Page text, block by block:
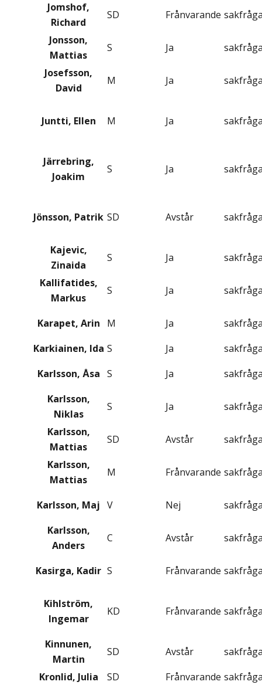
Jomshof,
Richard
SD Frånvarande
Jonsson,
Mattias
S Ja
Josefsson,
David
M Ja
Juntti, Ellen M Ja
Järrebring,
Joakim
S Ja
Jönsson, Patrik SD Avstår
Kajevic,
Zinaida
S Ja
Kallifatides,
Markus
S Ja
Karapet, Arin M Ja
Karkiainen, Ida S Ja
Karlsson, Åsa S Ja
Karlsson,
Niklas
S Ja
Karlsson,
Mattias
SD Avstår
Karlsson,
Mattias
M Frånvarande
Karlsson, Maj V Nej
Karlsson,
Anders
C Avstår
Kasirga, Kadir S Frånvarande
Kihlström,
Ingemar
KD Frånvarande
Kinnunen,
Martin
SD Avstår
Kronlid, Julia
SD Frånvarande